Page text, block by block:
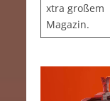
xtra großem
Magazin.